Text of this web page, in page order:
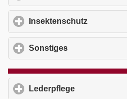
Insektenschutz
Sonstiges
Lederpflege